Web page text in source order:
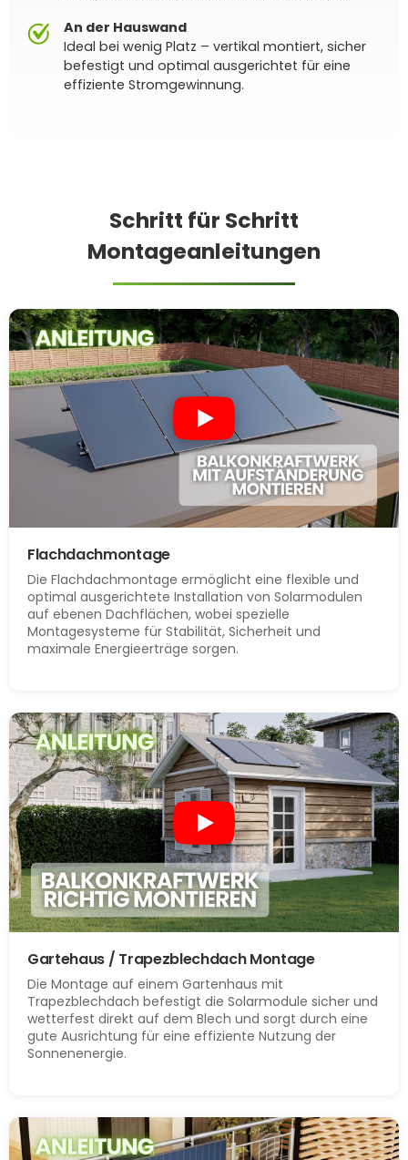
An der Hauswand
Ideal bei wenig Platz – vertikal montiert, sicher
befestigt und optimal ausgerichtet für eine
effiziente Stromgewinnung.
Schritt für Schritt
Montageanleitungen
Flachdachmontage
Die Flachdachmontage ermöglicht eine flexible und
optimal ausgerichtete Installation von Solarmodulen
auf ebenen Dachflächen, wobei spezielle
Montagesysteme für Stabilität, Sicherheit und
maximale Energieerträge sorgen.
Gartehaus / Trapezblechdach Montage
Die Montage auf einem Gartenhaus mit
Trapezblechdach befestigt die Solarmodule sicher und
wetterfest direkt auf dem Blech und sorgt durch eine
gute Ausrichtung für eine effiziente Nutzung der
Sonnenenergie.